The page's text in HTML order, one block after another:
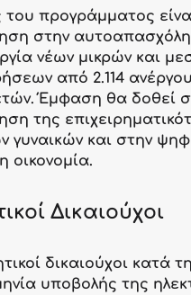
του προγράμματος
στην
νέων μικρών και
από 2.114
Έμφαση θα δοθεί
της
γυναικών και στην
οικονομία.
Δικαιούχοι
δικαιούχοι κατά
υποβολής της